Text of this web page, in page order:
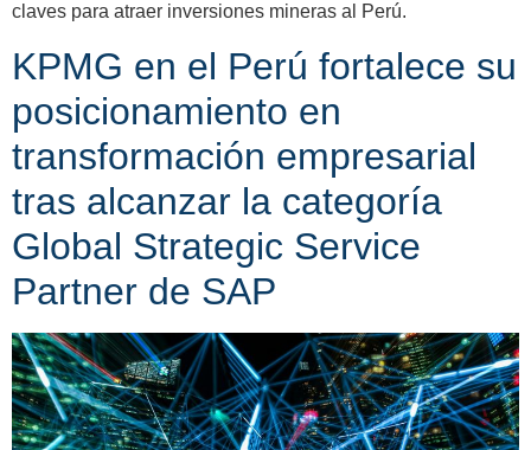
claves para atraer inversiones mineras al Perú.
KPMG en el Perú fortalece su
posicionamiento en
transformación empresarial
tras alcanzar la categoría
Global Strategic Service
Partner de SAP